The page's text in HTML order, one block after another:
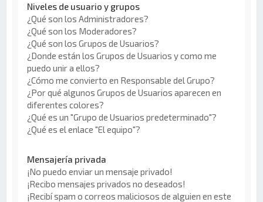
Niveles de usuario y grupos
¿Qué son los Administradores?
¿Qué son los Moderadores?
¿Qué son los Grupos de Usuarios?
¿Donde están los Grupos de Usuarios y como me
puedo unir a ellos?
¿Cómo me convierto en Responsable del Grupo?
¿Por qué algunos Grupos de Usuarios aparecen en
diferentes colores?
¿Qué es un "Grupo de Usuarios predeterminado"?
¿Qué es el enlace "El equipo"?
Mensajería privada
¡No puedo enviar un mensaje privado!
¡Recibo mensajes privados no deseados!
¡Recibí spam o correos maliciosos de alguien en este